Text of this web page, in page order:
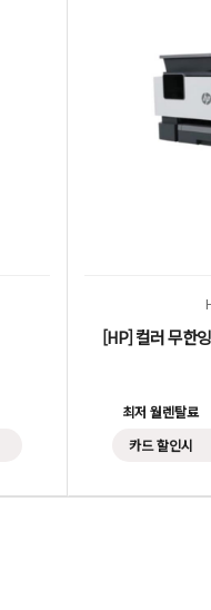
[HP] 컬러 무한
최저 월렌탈료
카드 할인시